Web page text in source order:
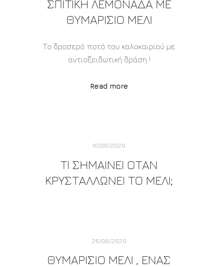
ΣΠΙΤΙΚΉ ΛΕΜΟΝΆΔΑ ΜΕ
ΘΥΜΑΡΊΣΙΟ ΜΈΛΙ
Το δροσερό ποτό του καλοκαιριού με
αντιοξειδωτική δράση !
Read more
10/06/2020
ΤΙ ΣΗΜΑΊΝΕΙ ΌΤΑΝ
ΚΡΥΣΤΑΛΛΏΝΕΙ ΤΟ ΜΈΛΙ;
26/06/2020
ΘΥΜΑΡΊΣΙΟ ΜΈΛΙ , ΈΝΑΣ